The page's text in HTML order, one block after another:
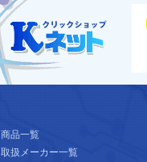
商品一覧
取扱メーカー一覧